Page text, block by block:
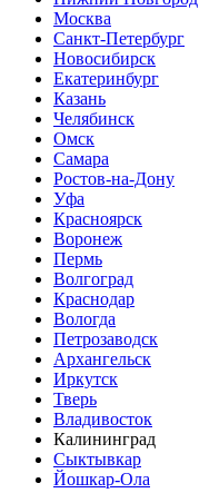
Москва
Санкт-Петербург
Новосибирск
Екатеринбург
Казань
Челябинск
Омск
Самара
Ростов-на-Дону
Уфа
Красноярск
Воронеж
Пермь
Волгоград
Краснодар
Вологда
Петрозаводск
Архангельск
Иркутск
Тверь
Владивосток
Калининград
Сыктывкар
Йошкар-Ола